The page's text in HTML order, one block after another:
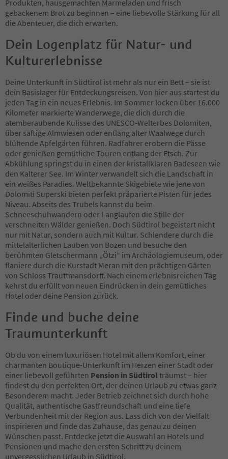
54
55
56
57
58
59
60
61
62
63
64
65
66
67
68
69
70
71
72
73
74
75
76
77
78
79
80
81
82
84
85
86
88
89
90
91
92
93
94
95
96
97
98
Produkten, hausgemachten Marmeladen und frisch
gebackenem Brot zu beginnen – eine liebevolle Stärkung für all
die Abenteuer, die dich erwarten.
Dein Logenplatz für Natur- und
Kulturerlebnisse
Deine Unterkunft in Südtirol ist mehr als nur ein Bett – sie ist
dein Basislager für Entdeckungsreisen. Von hier aus startest du
jeden Tag in ein neues Erlebnis. Im Sommer locken über 16.000
Kilometer markierte Wanderwege, die dich durch die
atemberaubende Kulisse des UNESCO-Welterbes Dolomiten,
über saftige Almwiesen oder entlang alter Waalwege durch
blühende Apfelgärten führen. Radfahrer erobern die Pässe
oder genießen gemütliche Touren entlang der Etsch. Zur
Abkühlung springst du in einen der kristallklaren Badeseen wie
den Kalterer See. Im Winter verwandelt sich die Landschaft in
ein weißes Paradies. Weltbekannte Skigebiete wie jene von
Dolomiti Superski bieten perfekt präparierte Pisten für jedes
Niveau. Abseits des Trubels kannst du beim
Schneeschuhwandern oder Langlaufen die Stille der
verschneiten Wälder genießen. Doch Südtirol begeistert nicht
nur mit Natur, sondern auch mit Kultur. Schlendere durch die
mittelalterlichen Lauben von Bozen und besuche den
berühmten Gletschermann „Ötzi“ im Archäologiemuseum, oder
flaniere durch die Kurstadt Meran mit den prächtigen Gärten
von Schloss Trauttmansdorff. Nach einem erlebnisreichen Tag
kehrst du erfüllt von neuen Eindrücken in dein gemütliches
Hotel oder deine Pension zurück.
Finde und buche deine
Traumunterkunft
Ob du von einem luxuriösen Hotel mit allem Komfort, einer
charmanten Boutique-Unterkunft im Herzen einer Stadt oder
einer liebevoll geführten Pension in Südtirol träumst – hier
findest du den perfekten Ort, der deinen Urlaub zu etwas ganz
Besonderem macht. Jeder Betrieb zeichnet sich durch hohe
Qualität, authentische Gastfreundschaft und eine tiefe
Verbundenheit mit der Region aus. Lass dich von der Vielfalt
inspirieren und finde das Zuhause, das genau zu deinen
Wünschen passt. Entdecke jetzt die Auswahl an Hotels und
Pensionen und mache den ersten Schritt zu deinem
unvergesslichen Urlaub in Südtirol.